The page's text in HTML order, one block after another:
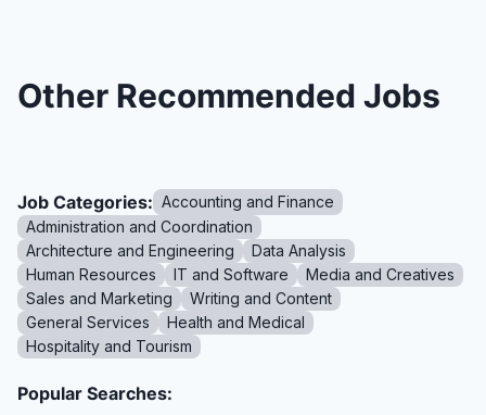
Other Recommended Jobs
Job Categories: Accounting and Finance
Administration and Coordination
Architecture and Engineering
Data Analysis
Human Resources
IT and Software
Media and Creatives
Sales and Marketing
Writing and Content
General Services
Health and Medical
Hospitality and Tourism
Popular Searches: